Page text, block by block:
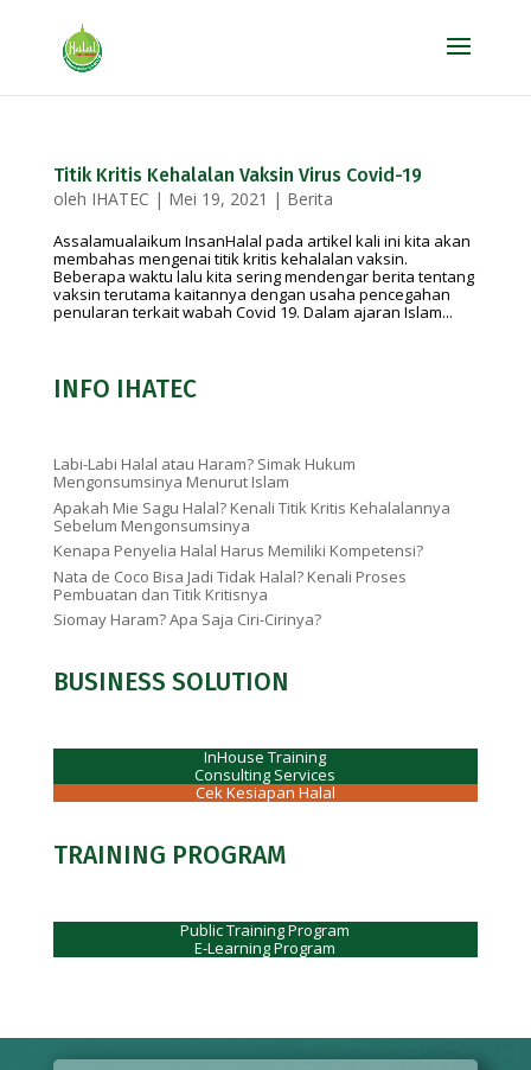
Titik Kritis Kehalalan Vaksin Virus Covid-19
oleh IHATEC | Mei 19, 2021 | Berita
Assalamualaikum InsanHalal pada artikel kali ini kita akan
membahas mengenai titik kritis kehalalan vaksin.
Beberapa waktu lalu kita sering mendengar berita tentang
vaksin terutama kaitannya dengan usaha pencegahan
penularan terkait wabah Covid 19. Dalam ajaran Islam...
INFO IHATEC
Labi-Labi Halal atau Haram? Simak Hukum
Mengonsumsinya Menurut Islam
Apakah Mie Sagu Halal? Kenali Titik Kritis Kehalalannya
Sebelum Mengonsumsinya
Kenapa Penyelia Halal Harus Memiliki Kompetensi?
Nata de Coco Bisa Jadi Tidak Halal? Kenali Proses
Pembuatan dan Titik Kritisnya
Siomay Haram? Apa Saja Ciri-Cirinya?
BUSINESS SOLUTION
InHouse Training
Consulting Services
Cek Kesiapan Halal
TRAINING PROGRAM
Public Training Program
E-Learning Program